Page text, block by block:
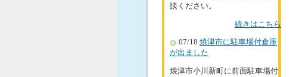
談ください。
続きはこちら
07/18 焼津市に駐車場付倉庫
が出ました
焼津市小川新町に前面駐車場付